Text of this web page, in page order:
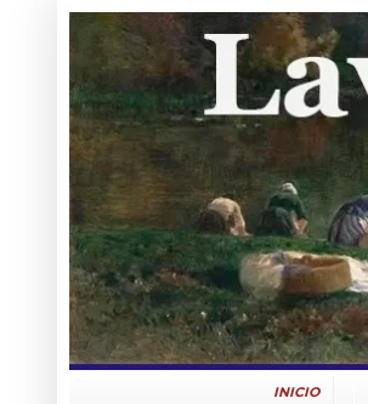
INICIO